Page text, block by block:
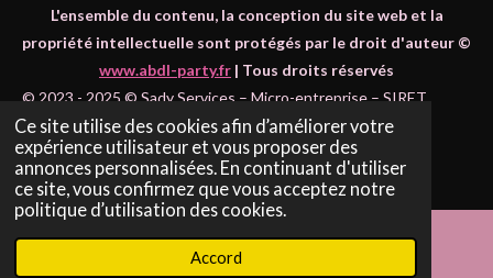
Ce site utilise des cookies afin d’améliorer votre
expérience utilisateur et vous proposer des
annonces personnalisées. En continuant d'utiliser
ce site, vous confirmez que vous acceptez notre
politique d’utilisation des cookies.
Accord
L'ensemble du contenu, la conception du site web et la
propriété intellectuelle sont protégés par le droit d'auteur ©
www.abdl-party.fr | Tous droits réservés
© 2023 - 2025 © Sady Services – Micro-entreprise – SIRET
:97841707900024
Propulsé parWebador